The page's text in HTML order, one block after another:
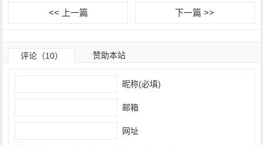
<< 上一篇 下一篇 >>
评论（10） 赞助本站
昵称(必填)
邮箱
网址